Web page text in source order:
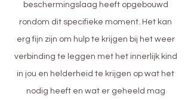
beschermingslaag heeft opgebouwd
rondom dit specifieke moment. Het kan
erg fijn zijn om hulp te krijgen bij het weer
verbinding te leggen met het innerlijk kind
in jou en helderheid te krijgen op wat het
nodig heeft en wat er geheeld mag